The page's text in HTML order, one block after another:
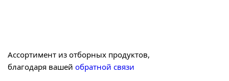
Ассортимент из отборных продуктов,
благодаря вашей обратной связи